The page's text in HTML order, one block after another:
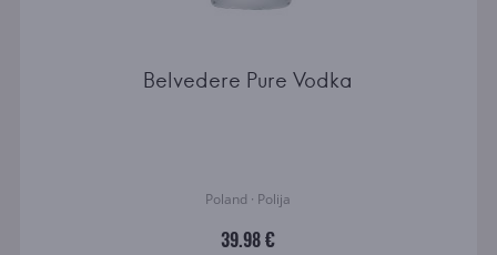
Belvedere Pure Vodka
Poland · Polija
39.98 €